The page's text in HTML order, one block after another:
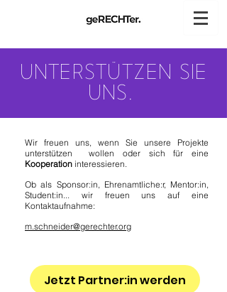
UNTERSTÜTZEN SIE
UNS.
Wir freuen uns, wenn Sie unsere Projekte
unterstützen wollen oder sich für eine
Kooperation interessieren.
Ob als Sponsor:in, Ehrenamtliche:r, Mentor:in,
Student:in... wir freuen uns auf eine
Kontaktaufnahme:
m.schneider@gerechter.org
Jetzt Partner:in werden